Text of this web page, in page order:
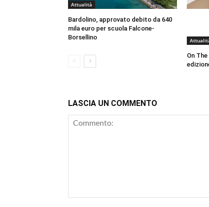
Attualità
Bardolino, approvato debito da 640
mila euro per scuola Falcone-
Borsellino
On
LASCIA UN COMMENTO